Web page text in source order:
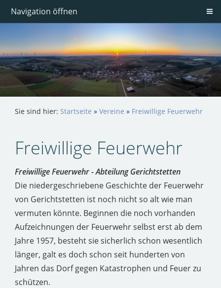
Navigation öffnen
Sie sind hier: Startseite » Vereine » Freiwillige Feuerwehr
Freiwillige Feuerwehr
Freiwillige Feuerwehr - Abteilung Gerichtstetten
Die niedergeschriebene Geschichte der Feuerwehr
von Gerichtstetten ist noch nicht so alt wie man
vermuten könnte. Beginnen die noch vorhanden
Aufzeichnungen der Feuerwehr selbst erst ab dem
Jahre 1957, besteht sie sicherlich schon wesentlich
länger, galt es doch schon seit hunderten von
Jahren das Dorf gegen Katastrophen und Feuer zu
schützen.